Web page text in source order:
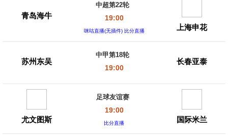
青岛海牛
中超第22轮
19:00
咪咕直播(无插件) 比分直播 上海申花
苏州东吴
中甲第18轮
19:00
长春亚泰
尤文图斯
足球友谊赛
19:00
比分直播 国际米兰